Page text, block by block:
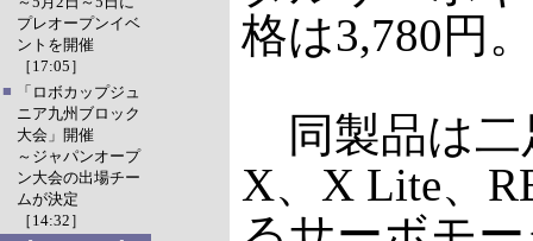
プレオープンイベ
ントを開催
［17:05］
■
「ロボカップジュ
ニア九州ブロック
大会」開催
～ジャパンオープ
ン大会の出場チー
ムが決定
［14:32］
格は3,780円
同製品は二
X、X Lite、